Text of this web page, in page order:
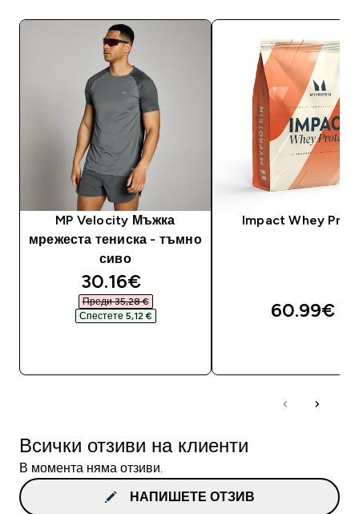
MP Velocity Мъжка
мрежеста тениска - тъмно
сиво
discounted price
30.16€‎
Преди 35,28 €‎
Спестете 5,12 €‎
Impact Whey
60.99€‎
Всички отзиви на клиенти
В момента няма отзиви.
НАПИШЕТЕ ОТЗИВ